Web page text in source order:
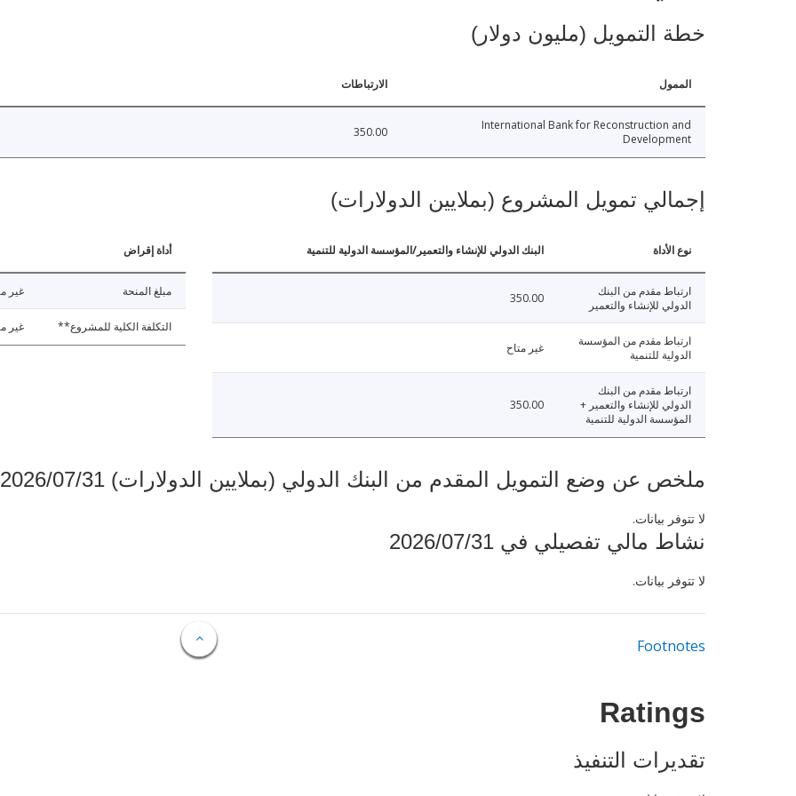
خطة التمويل (مليون دولار)
الممول الارتباطات
International Bank for Reconstruction and
Development
350.00
إجمالي تمويل المشروع (بملايين الدولارات)
نوع الأداة البنك الدولي للإنشاء والتعمير/المؤسسة الدولية للتنمية
ارتباط مقدم من البنك
الدولي للإنشاء والتعمير
350.00
ارتباط مقدم من المؤسسة
الدولية للتنمية
غير متاح
ارتباط مقدم من البنك
الدولي للإنشاء والتعمير +
المؤسسة الدولية للتنمية
350.00
أداة إقراض
مبلغ المنحة غير
التكلفة الكلية للمشروع** غير
ملخص عن وضع التمويل المقدم من البنك الدولي (بملايين الدولارات) 2026/07/31
لا تتوفر بيانات.
نشاط مالي تفصيلي في 2026/07/31
لا تتوفر بيانات.
Footnotes
Ratings
تقديرات التنفيذ